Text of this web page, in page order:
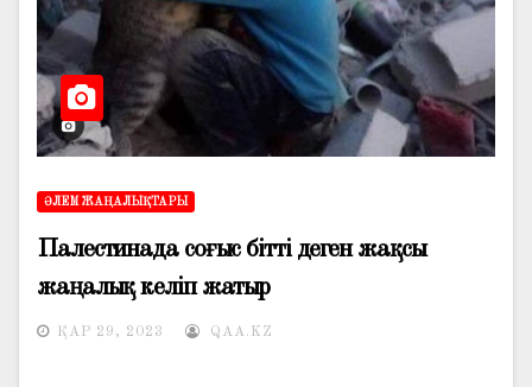
ӘЛЕМ ЖАҢАЛЫҚТАРЫ
Палестинада соғыс бітті деген жақсы
жаңалық келіп жатыр
ҚАР 29, 2023 QAA.KZ